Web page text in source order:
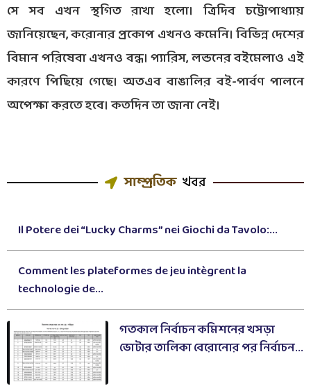
সে সব এখন স্থগিত রাখা হলো। ত্রিদিব চট্টোপাধ্যায়
জানিয়েছেন, করোনার প্রকোপ এখনও কমেনি। বিভিন্ন দেশের
বিমান পরিষেবা এখনও বন্ধ। প্যারিস, লন্ডনের বইমেলাও এই
কারণে পিছিয়ে গেছে। অতএব বাঙালির বই-পার্বণ পালনে
অপেক্ষা করতে হবে। কতদিন তা জানা নেই।
সাম্প্রতিক খবর
Il Potere dei “Lucky Charms” nei Giochi da Tavolo:...
Comment les plateformes de jeu intègrent la
technologie de...
গতকাল নির্বাচন কমিশনের খসড়া
ভোটার তালিকা বেরোনোর পর নির্বাচন...